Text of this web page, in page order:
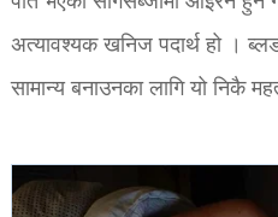
अत्यावश्यक खनिज पदार्थ हो ।
सामान्य बनाउनका लागि यो निकै